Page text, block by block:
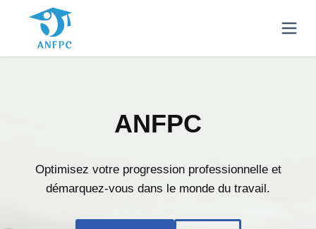
ANFPC
Optimisez votre progression professionnelle et
démarquez-vous dans le monde du travail.